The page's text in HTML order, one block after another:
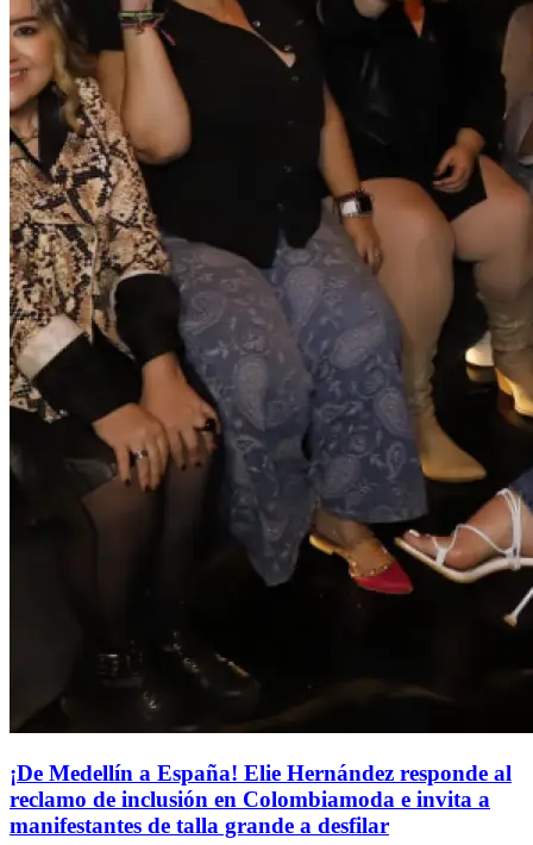
¡De Medellín a España! Elie Hernández responde al
reclamo de inclusión en Colombiamoda e invita a
manifestantes de talla grande a desfilar